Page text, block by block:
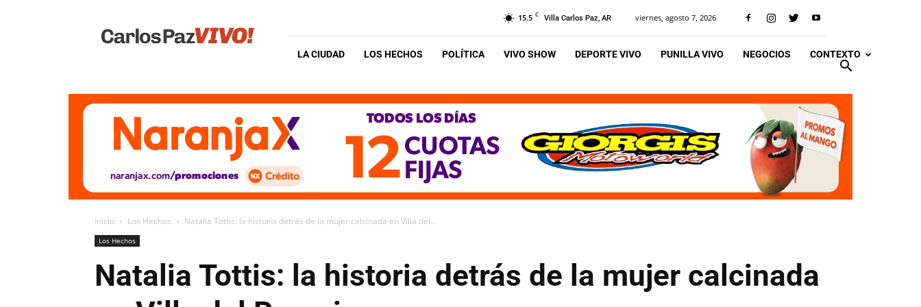
Vivo
15.5 C Villa Carlos Paz, AR viernes, agosto 7, 2026
LA CIUDAD LOS HECHOS POLÍTICA VIVO SHOW DEPORTE VIVO PUNILLA VIVO NEGOCIOS CONTEXTO
Inicio Los Hechos Natalia Tottis: la historia detrás de la mujer calcinada en Villa del...
Los Hechos
Natalia Tottis: la historia detrás de la mujer calcinada